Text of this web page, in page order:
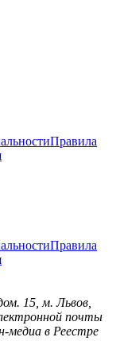
Правила
Правила
15, м. Львов,
почты
медиа в Реестре